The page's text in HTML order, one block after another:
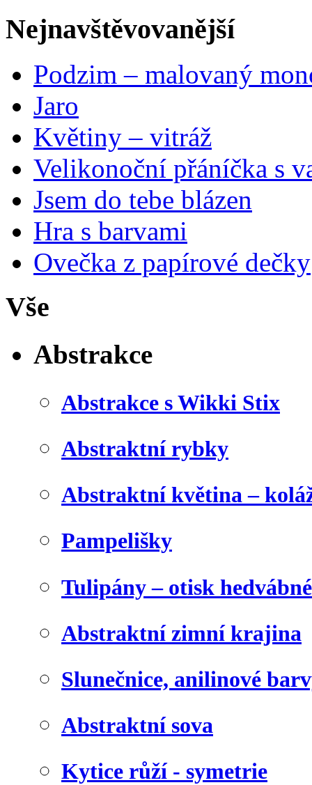
Nejnavštěvovanější
Podzim – malovaný
Jaro
Květiny – vitráž
Velikonoční přáníčka s
Jsem do tebe blázen
Hra s barvami
Ovečka z papírové dečky
Vše
Abstrakce
Abstrakce s Wikki Stix
Abstraktní rybky
Abstraktní květina –
Pampelišky
Tulipány – otisk
Abstraktní zimní krajina
Slunečnice, anilinové
Abstraktní sova
Kytice růží - symetrie